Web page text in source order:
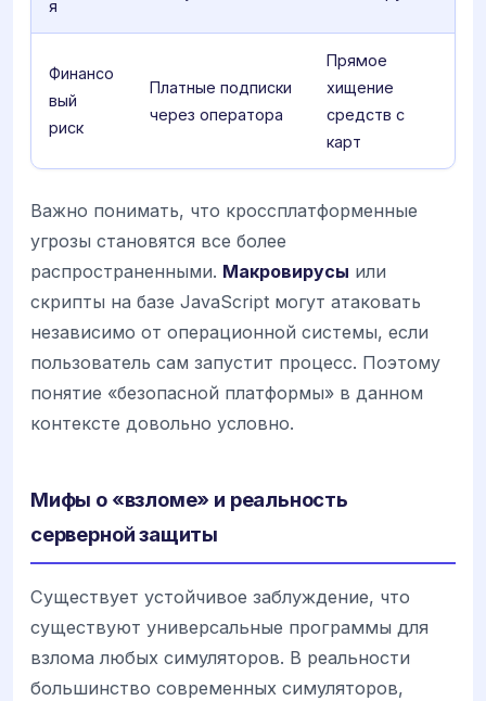
я
Финансо
вый
риск
Платные подписки
через оператора
Прямое
хищение
средств с
карт
Важно понимать, что кроссплатформенные
угрозы становятся все более
распространенными. Макровирусы или
скрипты на базе JavaScript могут атаковать
независимо от операционной системы, если
пользователь сам запустит процесс. Поэтому
понятие «безопасной платформы» в данном
контексте довольно условно.
Мифы о «взломе» и реальность
серверной защиты
Существует устойчивое заблуждение, что
существуют универсальные программы для
взлома любых симуляторов. В реальности
большинство современных симуляторов,